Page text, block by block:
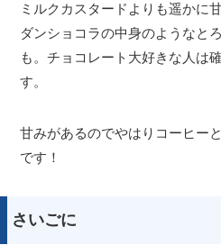
ミルクカスタードよりも遥かに
ダンショコラの中身のようなと
も。チョコレート大好きな人は
す。
甘みがあるのでやはりコーヒー
です！
さいごに